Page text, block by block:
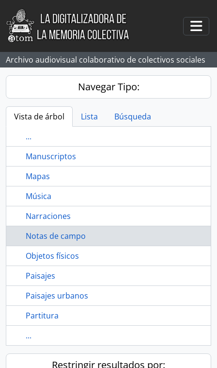
Skip to main content
Archivo audiovisual colaborativo de colectivos sociales
Navegar Tipo:
Vista de árbol Lista
Búsqueda
...
Manuscriptos
Mapas
Música
Narraciones
Notas de campo
Objetos físicos
Paisajes
Paisajes urbanos
Partitura
...
Restringir resultados por: